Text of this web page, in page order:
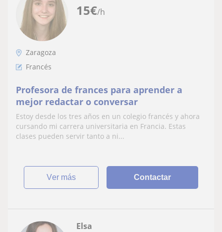
15€/h
Zaragoza
Francés
Profesora de frances para aprender a
mejor redactar o conversar
Estoy desde los tres años en un colegio francés y ahora
cursando mi carrera universitaria en Francia. Estas
clases pueden servir tanto a ni...
ver más Contactar
Elsa